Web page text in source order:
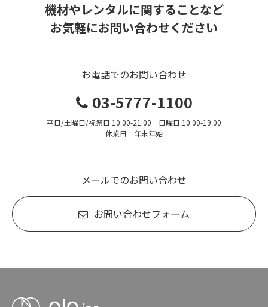
機材やレンタルに関することなど
お気軽にお問い合わせください
お電話でのお問い合わせ
03-5777-1100
平日/土曜日/祝祭日 10:00-21:00 日曜日 10:00-19:00
休業日 年末年始
メールでのお問い合わせ
お問い合わせフォーム